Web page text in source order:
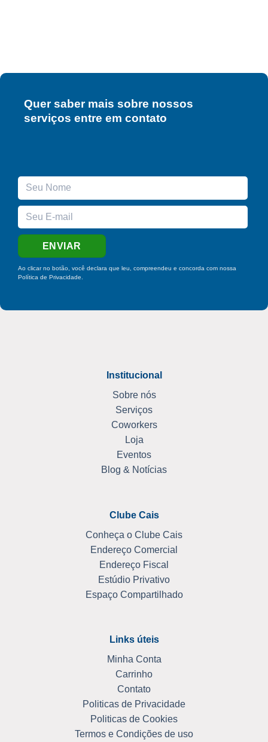
Quer saber mais sobre nossos
serviços entre em contato
Ao clicar no botão, você declara que leu, compreendeu e concorda com nossa
Política de Privacidade.
Institucional
Sobre nós
Serviços
Coworkers
Loja
Eventos
Blog & Notícias
Clube Cais
Conheça o Clube Cais
Endereço Comercial
Endereço Fiscal
Estúdio Privativo
Espaço Compartilhado
Links úteis
Minha Conta
Carrinho
Contato
Politicas de Privacidade
Politicas de Cookies
Termos e Condições de uso